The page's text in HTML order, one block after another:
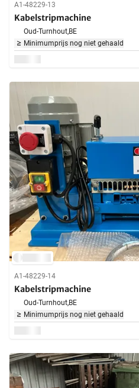
A1-48229-13
Kabelstripmachine
Oud-Turnhout,BE
Minimumprijs nog niet gehaald
A1-48229-14
Kabelstripmachine
Oud-Turnhout,BE
Minimumprijs nog niet gehaald